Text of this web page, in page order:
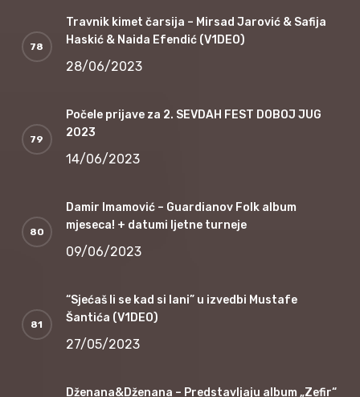
Travnik kimet čarsija – Mirsad Jarović & Safija
Haskić & Naida Efendić (V1DEO)
28/06/2023
Počele prijave za 2. SEVDAH FEST DOBOJ JUG
2023
14/06/2023
Damir Imamović – Guardianov Folk album
mjeseca! + datumi ljetne turneje
09/06/2023
“Sjećaš li se kad si lani” u izvedbi Mustafe
Šantića (V1DEO)
27/05/2023
Dženana&Dženana – Predstavljaju album „Zefir“